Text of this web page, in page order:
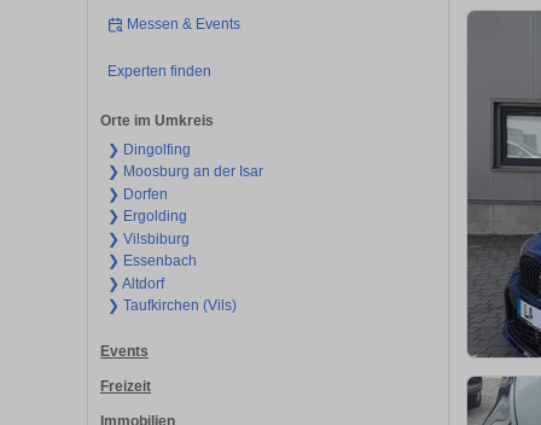
Messen & Events
Experten finden
Orte im Umkreis
❯ Dingolfing
❯ Moosburg an der Isar
❯ Dorfen
❯ Ergolding
❯ Vilsbiburg
❯ Essenbach
❯ Altdorf
❯ Taufkirchen (Vils)
Events
Freizeit
Immobilien